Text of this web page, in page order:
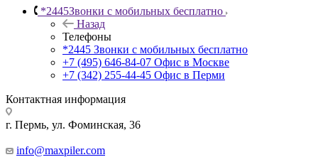
*2445Звонки с мобильных бесплатно
Назад
Телефоны
*2445 Звонки с мобильных бесплатно
+7 (495) 646-84-07 Офис в Москве
+7 (342) 255-44-45 Офис в Перми
Контактная информация
г. Пермь, ул. Фоминская, 36
info@maxpiler.com